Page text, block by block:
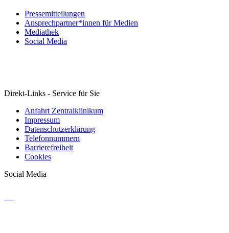
Pressemitteilungen
Ansprechpartner*innen für Medien
Mediathek
Social Media
Direkt-Links - Service für Sie
Anfahrt Zentralklinikum
Impressum
Datenschutzerklärung
Telefonnummern
Barrierefreiheit
Cookies
Social Media